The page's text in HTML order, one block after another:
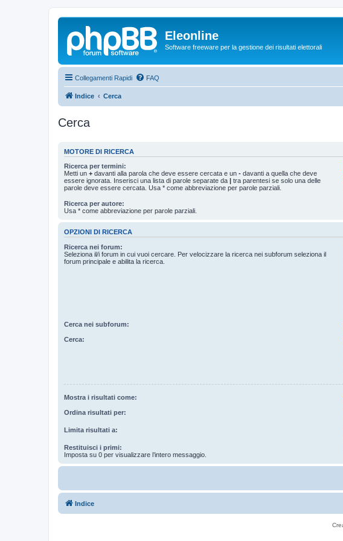
Eleonline
Software freeware per la gestione dei risultati elettorali
Collegamenti Rapidi FAQ
Indice Cerca
Cerca
MOTORE DI RICERCA
Ricerca per termini:
Metti un + davanti alla parola che deve essere cercata e un - davanti a quella che deve
essere ignorata. Inserisci una lista di parole separate da | tra parentesi se solo una delle
parole deve essere cercata. Usa * come abbreviazione per parole parziali.
Ricerca per autore:
Usa * come abbreviazione per parole parziali.
OPZIONI DI RICERCA
Ricerca nei forum:
Seleziona il/i forum in cui vuoi cercare. Per velocizzare la ricerca nei subforum seleziona il
forum principale e abilita la ricerca.
Cerca nei subforum:
Cerca:
Mostra i risultati come:
Ordina risultati per:
Limita risultati a:
Restituisci i primi:
Imposta su 0 per visualizzare l’intero messaggio.
Indice